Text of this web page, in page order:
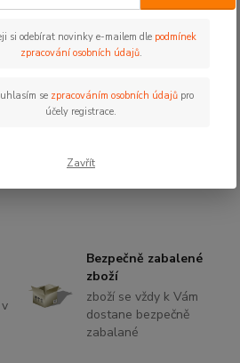
Bezpečně zabalené
zboží
zboží se vždy k Vám
dostane bezpečně
zabalané
si odebírat novinky e-mailem dle podmínek
zpracování osobních údajů.
se zpracováním osobních údajů pro
účely registrace.
Zavřít